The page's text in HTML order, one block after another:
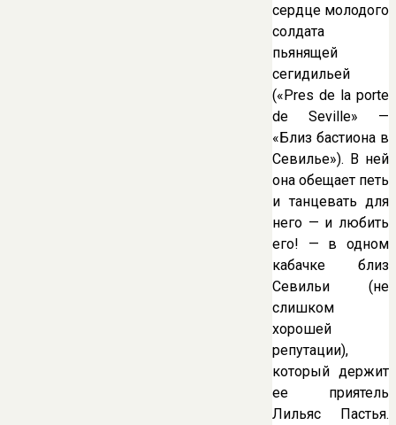
сердце молодого
солдата
пьянящей
сегидильей
(«Pres de la porte
de Seville» —
«Близ бастиона в
Севилье»). В ней
она обещает петь
и танцевать для
него — и любить
его! — в одном
кабачке близ
Севильи (не
слишком
хорошей
репутации),
который держит
ее приятель
Лильяс Пастья.